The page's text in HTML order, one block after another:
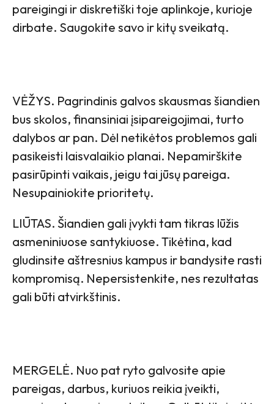
pareigingi ir diskretiški toje aplinkoje, kurioje
dirbate. Saugokite savo ir kitų sveikatą.
VĖŽYS. Pagrindinis galvos skausmas šiandien
bus skolos, finansiniai įsipareigojimai, turto
dalybos ar pan. Dėl netikėtos problemos gali
pasikeisti laisvalaikio planai. Nepamirškite
pasirūpinti vaikais, jeigu tai jūsų pareiga.
Nesupainiokite prioritetų.
LIŪTAS. Šiandien gali įvykti tam tikras lūžis
asmeniniuose santykiuose. Tikėtina, kad
gludinsite aštresnius kampus ir bandysite rasti
kompromisą. Nepersistenkite, nes rezultatas
gali būti atvirkštinis.
MERGELĖ. Nuo pat ryto galvosite apie
pareigas, darbus, kuriuos reikia įveikti,